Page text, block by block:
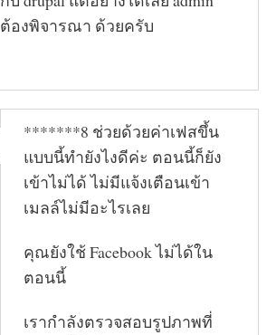
ต้องพิจารณา ด้วยครับ
*******8 ช่วยด้วยค่าเฟสขึ้น
แบบนี้ทำยังไงดีค่ะ ตอนนี้ก็ยัง
เข้าไม่ได้ ไม่มีแจ้งเตือนเข้า
เมลล์ไม่มีอะไรเลย
คุณยังใช้ Facebook ไม่ได้ใน
ตอนนี้
เรากำลังตรวจสอบรูปภาพที่